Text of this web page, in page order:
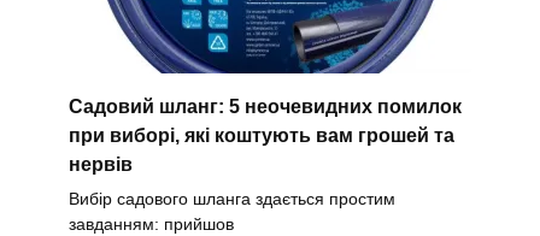
Садовий шланг: 5 неочевидних помилок
при виборі, які коштують вам грошей та
нервів
Вибір садового шланга здається простим
завданням: прийшов